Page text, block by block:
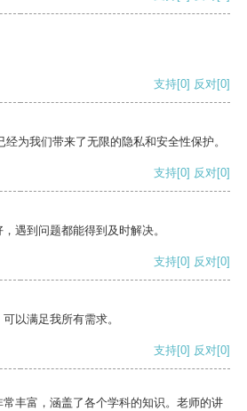
支持[0] 反对[0]
为我们带来了无限的隐私和安全性保护。
支持[0] 反对[0]
遇到问题都能得到及时解决。
支持[0] 反对[0]
以满足我所有需求。
支持[0] 反对[0]
丰富，涵盖了各个学科的知识。老师的讲